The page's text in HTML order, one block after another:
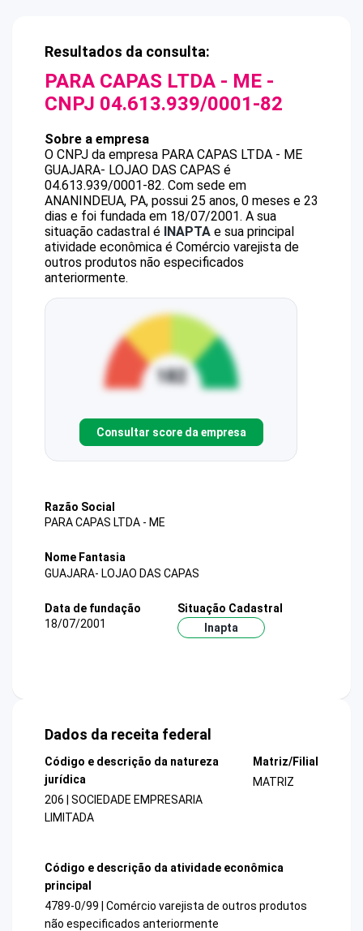
Resultados da consulta:
PARA CAPAS LTDA - ME -
CNPJ 04.613.939/0001-82
Sobre a empresa
O CNPJ da empresa PARA CAPAS LTDA - ME
GUAJARA- LOJAO DAS CAPAS é
04.613.939/0001-82. Com sede em
ANANINDEUA, PA, possui 25 anos, 0 meses e 23
dias e foi fundada em 18/07/2001. A sua
situação cadastral é INAPTA e sua principal
atividade econômica é Comércio varejista de
outros produtos não especificados
anteriormente.
Consultar score da empresa
Razão Social
PARA CAPAS LTDA - ME
Nome Fantasia
GUAJARA- LOJAO DAS CAPAS
Data de fundação
18/07/2001
Situação Cadastral
Inapta
Dados da receita federal
Código e descrição da natureza
jurídica
206 | SOCIEDADE EMPRESARIA
LIMITADA
Matriz/Filial
MATRIZ
Código e descrição da atividade econômica
principal
4789-0/99 | Comércio varejista de outros produtos
não especificados anteriormente